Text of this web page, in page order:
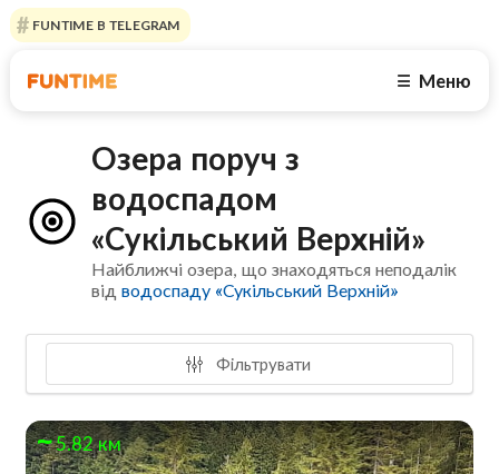
FUNTIME В TELEGRAM
☰ Меню
Озера поруч з
водоспадом
«Сукільський Верхній»
Найближчі озера, що знаходяться неподалік
відводоспаду «Сукільський Верхній»
Фільтрувати
5.82 км